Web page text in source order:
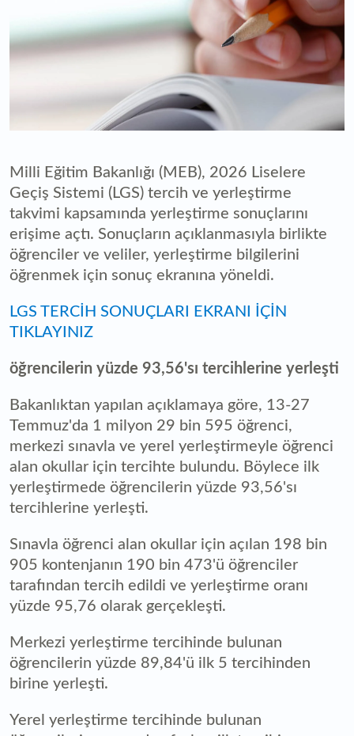
Milli Eğitim Bakanlığı (MEB), 2026 Liselere
Geçiş Sistemi (LGS) tercih ve yerleştirme
takvimi kapsamında yerleştirme sonuçlarını
erişime açtı. Sonuçların açıklanmasıyla birlikte
öğrenciler ve veliler, yerleştirme bilgilerini
öğrenmek için sonuç ekranına yöneldi.
LGS TERCİH SONUÇLARI EKRANI İÇİN
TIKLAYINIZ
öğrencilerin yüzde 93,56'sı tercihlerine yerleşti
Bakanlıktan yapılan açıklamaya göre, 13-27
Temmuz'da 1 milyon 29 bin 595 öğrenci,
merkezi sınavla ve yerel yerleştirmeyle öğrenci
alan okullar için tercihte bulundu. Böylece ilk
yerleştirmede öğrencilerin yüzde 93,56'sı
tercihlerine yerleşti.
Sınavla öğrenci alan okullar için açılan 198 bin
905 kontenjanın 190 bin 473'ü öğrenciler
tarafından tercih edildi ve yerleştirme oranı
yüzde 95,76 olarak gerçekleşti.
Merkezi yerleştirme tercihinde bulunan
öğrencilerin yüzde 89,84'ü ilk 5 tercihinden
birine yerleşti.
Yerel yerleştirme tercihinde bulunan